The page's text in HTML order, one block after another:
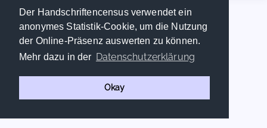
Der Handschriftencensus verwendet ein
anonymes Statistik-Cookie, um die Nutzung
der Online-Präsenz auswerten zu können.
Mehr dazu in der Datenschutzerklärung
Okay